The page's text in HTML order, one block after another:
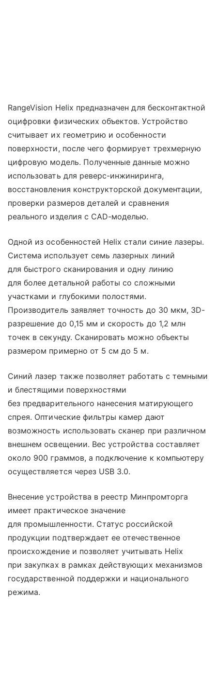
RangeVision Helix предназначен для бесконтактной
оцифровки физических объектов. Устройство
считывает их геометрию и особенности
поверхности, после чего формирует трехмерную
цифровую модель. Полученные данные можно
использовать для реверс-инжиниринга,
восстановления конструкторской документации,
проверки размеров деталей и сравнения
реального изделия с CAD-моделью.
Одной из особенностей Helix стали синие лазеры.
Система использует семь лазерных линий
для быстрого сканирования и одну линию
для более детальной работы со сложными
участками и глубокими полостями.
Производитель заявляет точность до 30 мкм, 3D-
разрешение до 0,15 мм и скорость до 1,2 млн
точек в секунду. Сканировать можно объекты
размером примерно от 5 см до 5 м.
Синий лазер также позволяет работать с темными
и блестящими поверхностями
без предварительного нанесения матирующего
спрея. Оптические фильтры камер дают
возможность использовать сканер при различном
внешнем освещении. Вес устройства составляет
около 900 граммов, а подключение к компьютеру
осуществляется через USB 3.0.
Внесение устройства в реестр Минпромторга
имеет практическое значение
для промышленности. Статус российской
продукции подтверждает ее отечественное
происхождение и позволяет учитывать Helix
при закупках в рамках действующих механизмов
государственной поддержки и национального
режима.